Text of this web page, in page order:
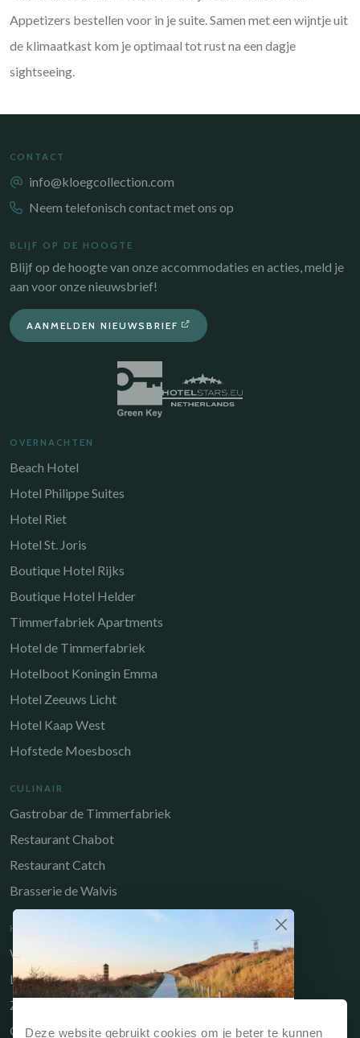
Deze website gebruikt cookies om je beter te kunnen
Waarom direct boeken?
Appetizers bestellen voor in je suite. Samen met een wijntje uit
de klimaatkast kom je optimaal tot rust na een dagje
sightseeing.
CONTACT
info@kloegcollection.com
Neem telefonisch contact met ons op
BLIJF OP DE HOOGTE
Blijf op de hoogte van onze accommodaties en acties, meld je
aan voor onze nieuwsbrief!
AANMELDEN NIEUWSBRIEF
OVERNACHTEN
Beach Hotel
Hotel Philippe Suites
Hotel Riet
Hotel St. Joris
Boutique Hotel Rijks
Boutique Hotel Helder
Timmerfabriek Apartments
Hotel de Timmerfabriek
Hotelboot Koningin Emma
Hotel Zeeuws Licht
Hotel Kaap West
Hofstede Moesbosch
CULINAIR
Gastrobar de Timmerfabriek
Restaurant Chabot
Restaurant Catch
Brasserie de Walvis
HANDIGE LINKS
Werken bij
Long-Stay
Zakelijk
Owners Portal